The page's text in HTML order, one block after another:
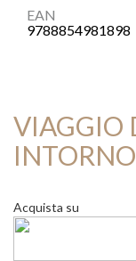
EAN
9788854981898
VIAGGIO
Acquista su